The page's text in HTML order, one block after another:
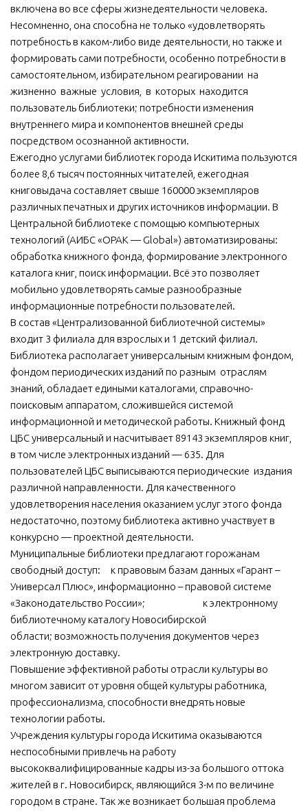
включена во все сферы жизнедеятельности человека.
Несомненно, она способна не только «удовлетворять
потребность в каком-либо виде деятельности, но также и
формировать сами потребности, особенно потребности в
самостоятельном, избирательном реагировании на
жизненно важные условия, в которых находится
пользователь библиотеки; потребности изменения
внутреннего мира и компонентов внешней среды
посредством осознанной активности.
Ежегодно услугами библиотек города Искитима пользуются
более 8,6 тысяч постоянных читателей, ежегодная
книговыдача составляет свыше 160000 экземпляров
различных печатных и других источников информации. В
Центральной библиотеке с помощью компьютерных
технологий (АИБС «OPAK — Global») автоматизированы:
обработка книжного фонда, формирование электронного
каталога книг, поиск информации. Всё это позволяет
мобильно удовлетворять самые разнообразные
информационные потребности пользователей.
В состав «Централизованной библиотечной системы»
входит 3 филиала для взрослых и 1 детский филиал.
Библиотека располагает универсальным книжным фондом,
фондом периодических изданий по разным отраслям
знаний, обладает едиными каталогами, справочно-
поисковым аппаратом, сложившейся системой
информационной и методической работы. Книжный фонд
ЦБС универсальный и насчитывает 89143 экземпляров книг,
в том числе электронных изданий — 635. Для
пользователей ЦБС выписываются периодические издания
различной направленности. Для качественного
удовлетворения населения оказанием услуг этого фонда
недостаточно, поэтому библиотека активно участвует в
конкурсно — проектной деятельности.
Муниципальные библиотеки предлагают горожанам
свободный доступ:
к правовым базам данных «Гарант –
Универсал Плюс», информационно – правовой системе
«Законодательство России»;
к электронному
библиотечному каталогу Новосибирской
области; возможность получения документов через
электронную доставку.
Повышение эффективной работы отрасли культуры во
многом зависит от уровня общей культуры работника,
профессионализма, способности внедрять новые
технологии работы.
Учреждения культуры города Искитима оказываются
неспособными привлечь на работу
высококвалифицированные кадры из-за большого оттока
жителей в г. Новосибирск, являющийся 3-м по величине
городом в стране. Так же возникает большая проблема